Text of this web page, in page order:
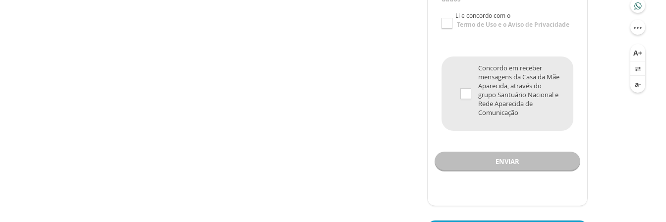
Li e concordo com o
Termo de Usoe oAviso de Privacidade
Concordo em receber
mensagens da Casa da Mãe
Aparecida, através do
grupo Santuário Nacional e
Rede Aparecida de
Comunicação
ENVIAR